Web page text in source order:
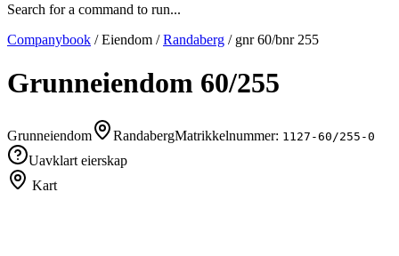
Search for a command to run...
Companybook /Eiendom /Randaberg / gnr60/bnr 255
Grunneiendom 60/255
Grunneiendom RandabergMatrikkelnummer: 1127-60/255-0
Uavklart eierskap
Kart